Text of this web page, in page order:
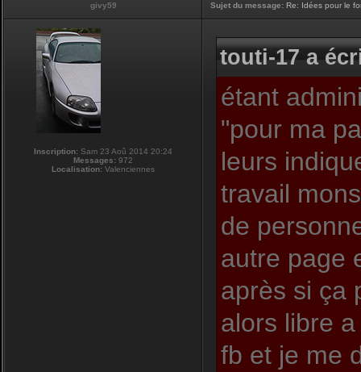
givy59 Sujet du message: Re: Idées pour le
Inscription: Sam 23 Aoû 2014 20:24
Messages: 972
Localisation: Valenciennes
touti-17 a
étant
"pour ma
leurs
travail
de
autre page
après si ça
alors libre
fb et je me